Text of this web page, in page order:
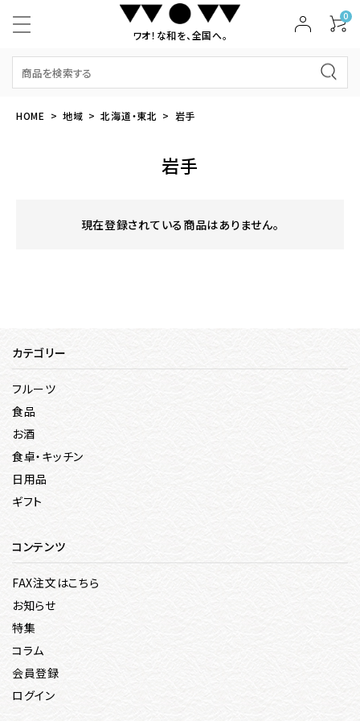
ワオ！な和を、全国へ。
0
HOME 地域 北海道・東北 岩手
岩手
現在登録されている商品はありません。
カテゴリー
フルーツ
食品
お酒
食卓・キッチン
日用品
ギフト
コンテンツ
FAX注文はこちら
お知らせ
特集
コラム
会員登録
ログイン